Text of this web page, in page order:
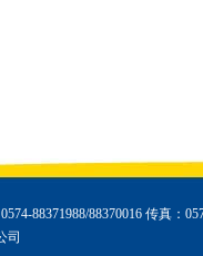
88371988/88370016 传真：
司